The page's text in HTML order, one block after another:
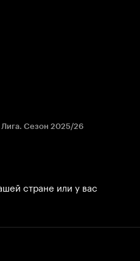
Сезон 2025/26
стране или у вас